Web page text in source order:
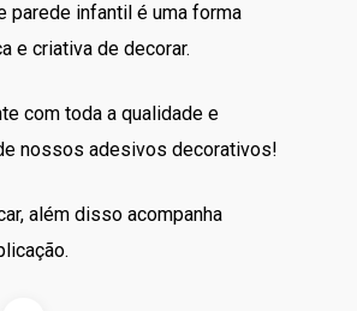
parede infantil é uma forma
e criativa de decorar.
com toda a qualidade e
nossos adesivos decorativos!
além disso acompanha